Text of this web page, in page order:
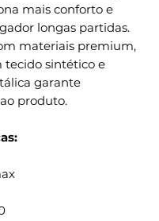
mais conforto e
longas partidas.
materiais premium,
tecido sintético e
garante
produto.